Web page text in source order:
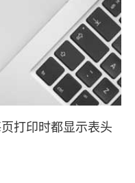
打印时都显示表头